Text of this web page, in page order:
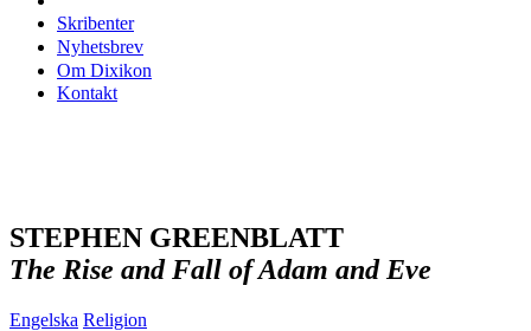
Skribenter
Nyhetsbrev
Om Dixikon
Kontakt
STEPHEN GREENBLATT
The Rise and Fall of Adam and Eve
Engelska Religion